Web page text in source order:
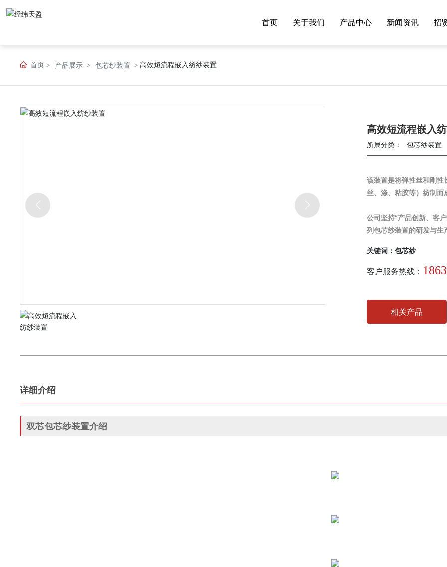
首页 关于我们
生产设备
产品中心
充电桩箱体
新闻资讯 招
首页 产品展示 包芯纱装置 高效短流程嵌入纺纱装置
高效短流程嵌入
所属分类： 包芯纱装置
该装置是将弹性丝和刚性
公司坚持“产品创新、客
关键词：包芯纱
客户服务热线：
相关产品
详细介绍
双芯包芯纱装置介绍